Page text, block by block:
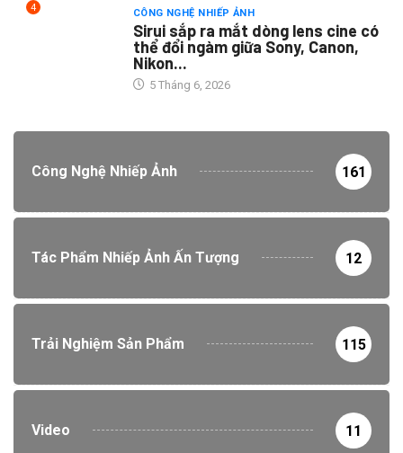
4 CÔNG NGHỆ NHIẾP ẢNH
Sirui sắp ra mắt dòng lens cine có
thể đổi ngàm giữa Sony, Canon,
Nikon...
5 Tháng 6, 2026
Công Nghệ Nhiếp Ảnh 161
Tác Phẩm Nhiếp Ảnh Ấn Tượng 12
Trải Nghiệm Sản Phẩm 115
Video 11